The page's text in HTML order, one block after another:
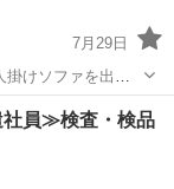
7月29日
けソファを出品
ーを掛けて使いた
員≫検査・検品